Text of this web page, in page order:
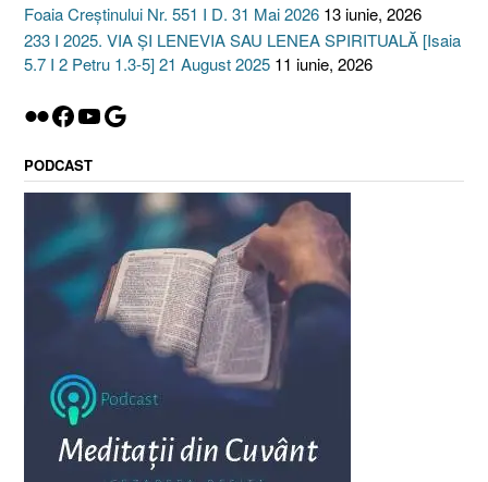
Foaia Creștinului Nr. 551 I D. 31 Mai 2026 13 iunie, 2026
233 I 2025. VIA ȘI LENEVIA SAU LENEA SPIRITUALĂ [Isaia
5.7 I 2 Petru 1.3-5] 21 August 2025 11 iunie, 2026
Flickr
Facebook
YouTube
Google
PODCAST